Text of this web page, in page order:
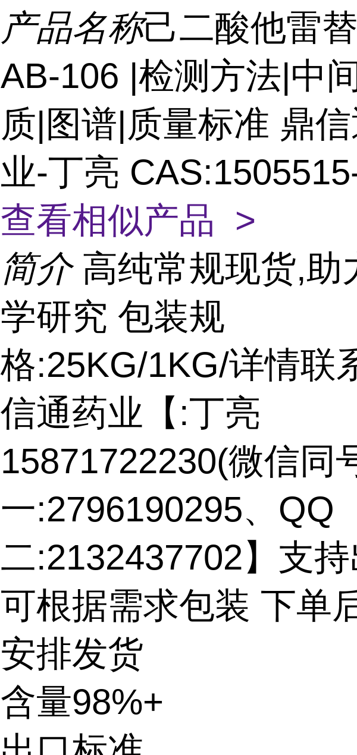
产品名称己二酸他雷
AB-106 |检测方法|中
质|图谱|质量标准 鼎
业-丁亮
查看相似产品 >
简介 高纯常规现货,助
学研究 包装规
格:25KG/1KG/详情联
信通药业【:丁亮
15871722230(微信同
一:2796190295、QQ
二:2132437702】支
可根据需求包装 下单
安排发货
含量98%+